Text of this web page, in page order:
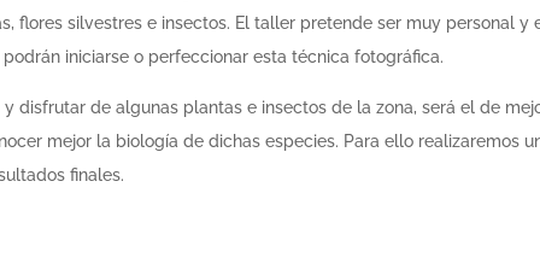
flores silvestres e insectos. El taller pretende ser muy personal y
iniciarse o perfeccionar esta técnica fotográfica.
disfrutar de algunas plantas e insectos de la zona, será el de
mejor la biología de dichas especies. Para ello realizaremos
finales.